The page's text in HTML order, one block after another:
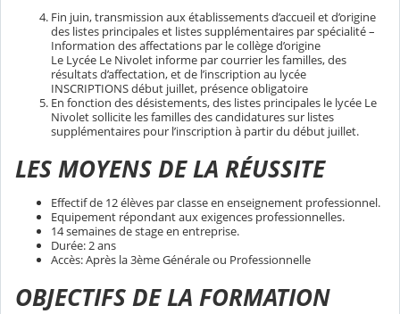
Fin juin, transmission aux établissements d’accueil et d’origine
des listes principales et listes supplémentaires par spécialité –
Information des affectations par le collège d’origine
Le Lycée Le Nivolet informe par courrier les familles, des
résultats d’affectation, et de l’inscription au lycée
INSCRIPTIONS début juillet, présence obligatoire
En fonction des désistements, des listes principales le lycée Le
Nivolet sollicite les familles des candidatures sur listes
supplémentaires pour l’inscription à partir du début juillet.
LES MOYENS DE LA RÉUSSITE
Effectif de 12 élèves par classe en enseignement professionnel.
Equipement répondant aux exigences professionnelles.
14 semaines de stage en entreprise.
Durée: 2 ans
Accès: Après la 3ème Générale ou Professionnelle
OBJECTIFS DE LA FORMATION